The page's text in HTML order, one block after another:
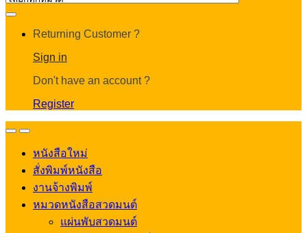
Returning Customer ?
Sign in
Don't have an account ?
Register
OpenClose
หนังสือใหม่
สั่งพิมพ์หนังสือ
งานจ้างพิมพ์
หมวดหนังสือสวดมนต์
แผ่นพับสวดมนต์